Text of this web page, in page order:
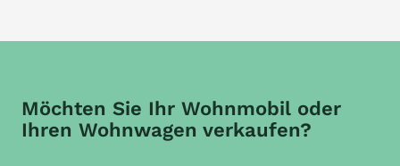
Möchten Sie Ihr Wohnmobil oder
Ihren Wohnwagen verkaufen?